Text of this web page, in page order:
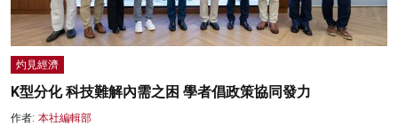
灼見經濟
K型分化 科技難解內需之困 學者倡政策協同發力
作者: 本社編輯部